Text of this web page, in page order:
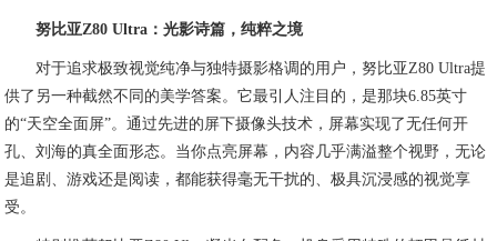
努比亚Z80 Ultra：光影诗篇，纯粹之境
对于追求极致视觉纯净与独特摄影格调的用户，努比亚Z80 Ultra提
供了另一种截然不同的美学答案。它最引人注目的，是那块6.85英寸
的“天空全面屏”。通过先进的屏下摄像头技术，屏幕实现了无任何开
孔、刘海的真全面形态。当你点亮屏幕，内容几乎满溢整个视野，无论
是追剧、游戏还是阅读，都能获得毫无干扰的、极具沉浸感的视觉享
受。